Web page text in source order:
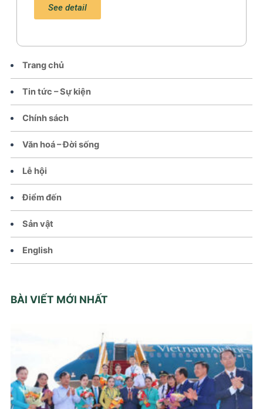
Trang chủ
Tin tức – Sự kiện
Chính sách
Văn hoá – Đời sống
Lễ hội
Điểm đến
Sản vật
English
BÀI VIẾT MỚI NHẤT
See detail